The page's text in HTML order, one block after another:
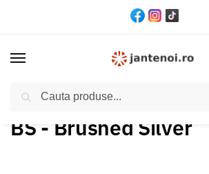
Acasă Produs Culoare / BS - Brushed Silver
BS - Brushed Silver